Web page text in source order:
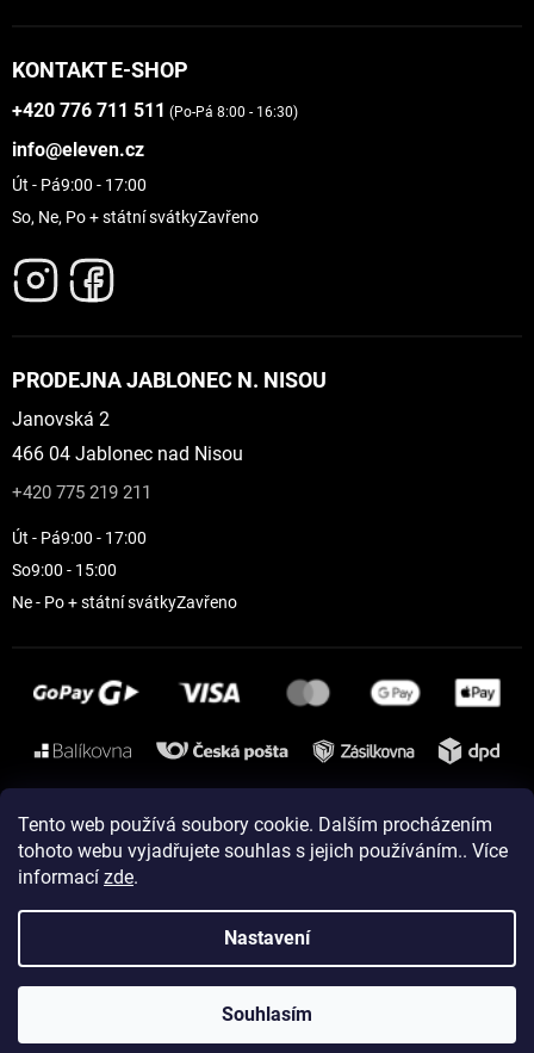
Tento web používá soubory cookie. Dalším procházením
tohoto webu vyjadřujete souhlas s jejich používáním.. Více
informací zde.
Nastavení
Souhlasím
KONTAKT E-SHOP
+420 776 711 511 (Po-Pá 8:00 - 16:30)
info@eleven.cz
Út - Pá9:00 - 17:00
So, Ne, Po + státní svátkyZavřeno
PRODEJNA JABLONEC N. NISOU
Janovská 2
466 04 Jablonec nad Nisou
+420 775 219 211
Út - Pá9:00 - 17:00
So9:00 - 15:00
Ne - Po + státní svátkyZavřeno
Instagram
Vytvořil Shoptet
Copyright 2026ELEVEN sportswear. Všechna práva vyhrazena.
Upravit nastavení cookies